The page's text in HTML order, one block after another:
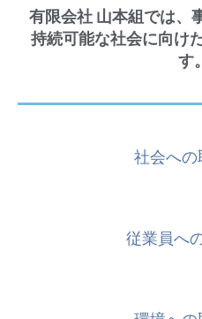
有限会社 山本組では、
持続可能な社会に向け
す。
社会への
従業員へ